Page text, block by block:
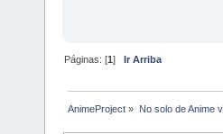
Páginas: [1]Ir Arriba
AnimeProject » No solo de Anime